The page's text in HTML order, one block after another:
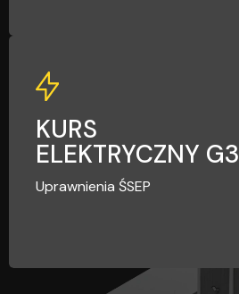
KURS
ELEKTRYCZNY G3
Uprawnienia ŚSEP
G3